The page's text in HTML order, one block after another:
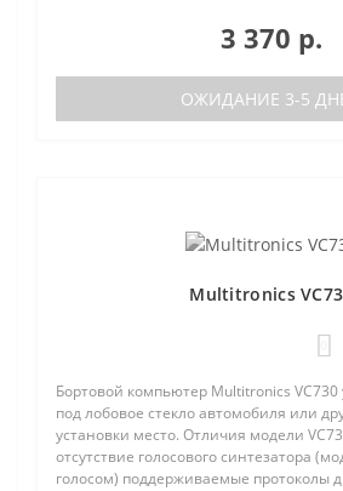
3 370 р.
ОЖИДАНИЕ 3-5
Multitronics
Бортовой компьютер Multitronics VC730
под лобовое стекло автомобиля или
установки место. Отличия модели
отсутствие голосового синтезатора
голосом) поддерживаемые протоколы